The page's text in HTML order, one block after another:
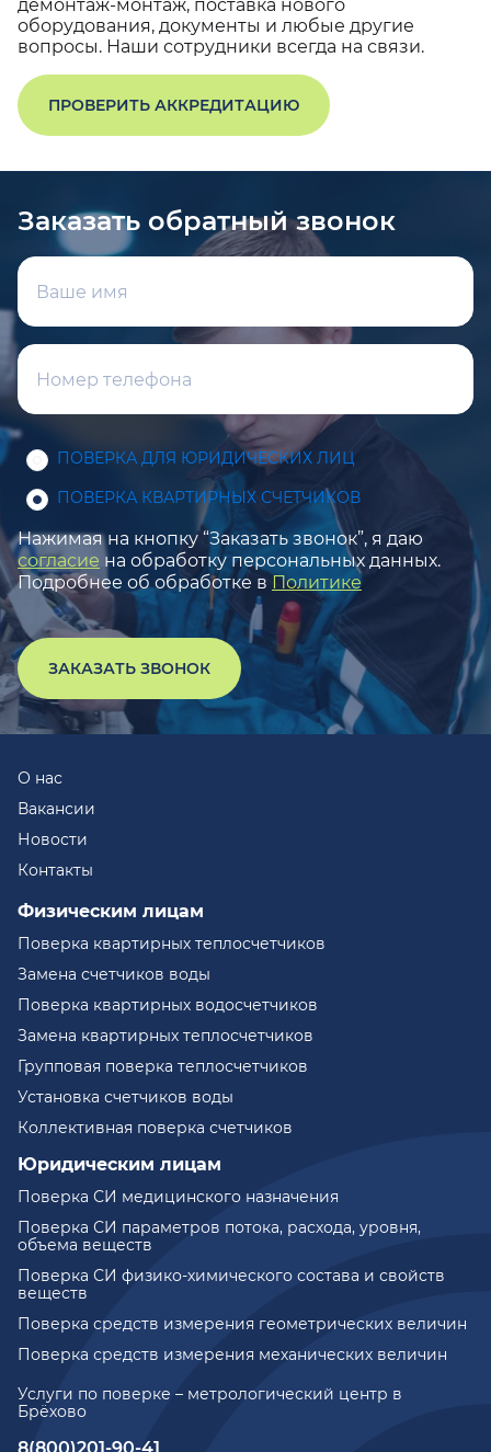
демонтаж-монтаж, поставка нового
оборудования, документы и любые другие
вопросы. Наши сотрудники всегда на связи.
ПРОВЕРИТЬ АККРЕДИТАЦИЮ
Заказать обратный звонок
ПОВЕРКА ДЛЯ ЮРИДИЧЕСКИХ ЛИЦ
ПОВЕРКА КВАРТИРНЫХ СЧЕТЧИКОВ
Нажимая на кнопку “Заказать звонок”, я даю
согласие на обработку персональных данных.
Подробнее об обработке в Политике
ЗАКАЗАТЬ ЗВОНОК
Услуги по поверке – метрологический центр в
Брёхово
О нас
Вакансии
Новости
Контакты
Физическим лицам
Поверка квартирных теплосчетчиков
Замена счетчиков воды
Поверка квартирных водосчетчиков
Замена квартирных теплосчетчиков
Групповая поверка теплосчетчиков
Установка счетчиков воды
Коллективная поверка счетчиков
Юридическим лицам
Поверка СИ медицинского назначения
Поверка СИ параметров потока, расхода, уровня,
объема веществ
Поверка СИ физико-химического состава и свойств
веществ
Поверка средств измерения геометрических величин
Поверка средств измерения механических величин